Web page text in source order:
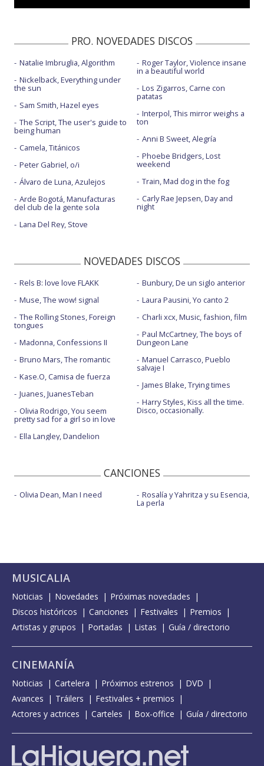
PRO. NOVEDADES DISCOS
Natalie Imbruglia, Algorithm
Nickelback, Everything under
the sun
Sam Smith, Hazel eyes
The Script, The user's guide to
being human
Camela, Titánicos
Peter Gabriel, o/i
Álvaro de Luna, Azulejos
Arde Bogotá, Manufacturas
del club de la gente sola
Lana Del Rey, Stove
Roger Taylor, Violence insane
in a beautiful world
Los Zigarros, Carne con
patatas
Interpol, This mirror weighs a
ton
Anni B Sweet, Alegría
Phoebe Bridgers, Lost
weekend
Train, Mad dog in the fog
Carly Rae Jepsen, Day and
night
NOVEDADES DISCOS
Rels B: love love FLAKK
Muse, The wow! signal
The Rolling Stones, Foreign
tongues
Madonna, Confessions II
Bruno Mars, The romantic
Kase.O, Camisa de fuerza
Juanes, JuanesTeban
Olivia Rodrigo, You seem
pretty sad for a girl so in love
Ella Langley, Dandelion
Bunbury, De un siglo anterior
Laura Pausini, Yo canto 2
Charli xcx, Music, fashion, film
Paul McCartney, The boys of
Dungeon Lane
Manuel Carrasco, Pueblo
salvaje I
James Blake, Trying times
Harry Styles, Kiss all the time.
Disco, occasionally.
CANCIONES
Olivia Dean, Man I need Rosalía y Yahritza y su Esencia,
La perla
MUSICALIA
Noticias Novedades
Próximas novedades
Discos históricos
Canciones Festivales
Premios
Artistas y grupos
Portadas Listas Guía / directorio
CINEMANÍA
Noticias Cartelera Próximos estrenos
DVD
Avances
Tráilers
Festivales + premios
Actores y actrices
Carteles Box-office Guía / directorio